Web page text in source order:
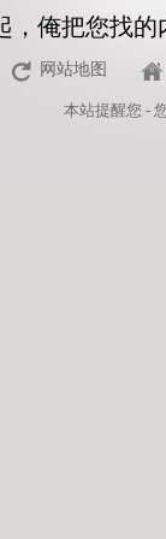
，俺把您找
网站地图
本站提醒您 -